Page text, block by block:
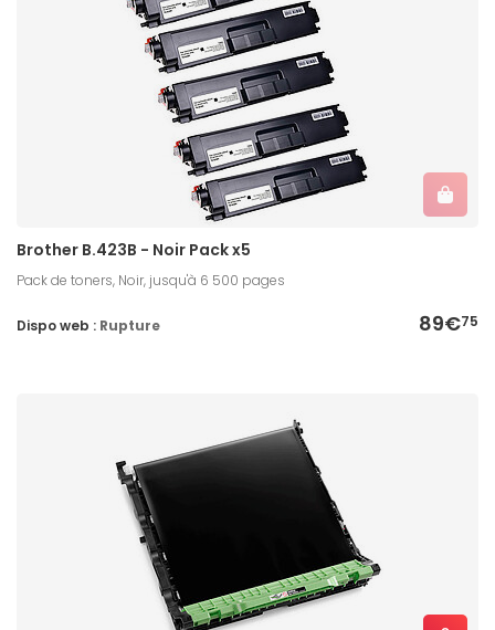
Brother B.423B - Noir Pack x5
Pack de toners, Noir, jusqu'à 6 500 pages
89€75
Dispo web : Rupture